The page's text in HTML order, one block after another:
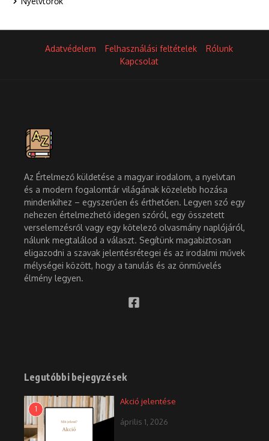
Adatvédelem Felhasználási feltételek
Rólunk
Kapcsolat
Az Értelmező küldetése a magyar irodalom, a nyelvtan
és a modern fogalomtár világának közelebb hozása
mindenkihez – egyszerűen és érthetően. Legyen szó egy
nehezen értelmezhető idegen szóról, egy összetett
verselemzésről vagy egy kötelező olvasmány naplójáról,
nálunk megtalálod a választ. Segítünk magabiztosan
eligazodni a szavak jelentésrétegei és az irodalmi művek
mélységei között, hogy a tanulás és az önművelés
élmény legyen.
Legutóbbi bejegyzések
1
Akció jelentése
április 1, 2026